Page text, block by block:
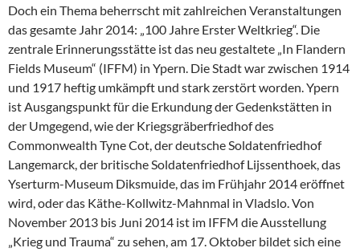
Doch ein Thema beherrscht mit zahlreichen Veranstaltungen
das gesamte Jahr 2014: „100 Jahre Erster Weltkrieg“. Die
zentrale Erinnerungsstätte ist das neu gestaltete „In Flandern
Fields Museum“ (IFFM) in Ypern. Die Stadt war zwischen 1914
und 1917 heftig umkämpft und stark zerstört worden. Ypern
ist Ausgangspunkt für die Erkundung der Gedenkstätten in
der Umgegend, wie der Kriegsgräberfriedhof des
Commonwealth Tyne Cot, der deutsche Soldatenfriedhof
Langemarck, der britische Soldatenfriedhof Lijssenthoek, das
Yserturm-Museum Diksmuide, das im Frühjahr 2014 eröffnet
wird, oder das Käthe-Kollwitz-Mahnmal in Vladslo. Von
November 2013 bis Juni 2014 ist im IFFM die Ausstellung
„Krieg und Trauma“ zu sehen, am 17. Oktober bildet sich eine